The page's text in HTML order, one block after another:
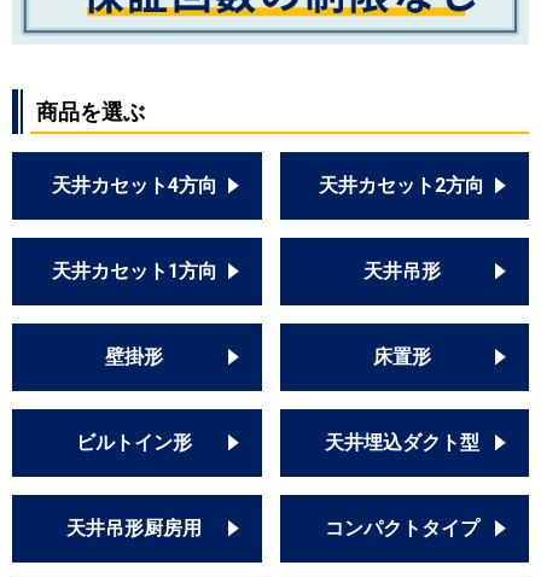
商品を選ぶ
天井カセット4方向 天井カセット2方向
天井カセット1方向 天井吊形
壁掛形 床置形
ビルトイン形 天井埋込ダクト型
天井吊形厨房用 コンパクトタイプ